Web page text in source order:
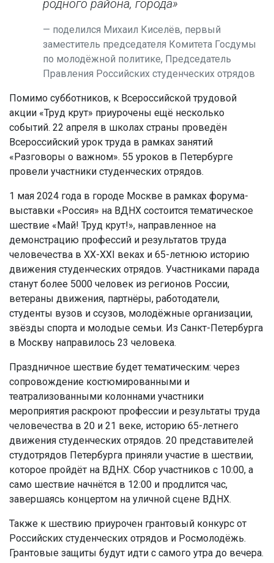
родного района, города»
поделился Михаил Киселёв, первый
заместитель председателя Комитета Госдумы
по молодёжной политике, Председатель
Правления Российских студенческих отрядов
Помимо субботников, к Всероссийской трудовой
акции «Труд крут» приурочены ещё несколько
событий. 22 апреля в школах страны проведён
Всероссийский урок труда в рамках занятий
«Разговоры о важном». 55 уроков в Петербурге
провели участники студенческих отрядов.
1 мая 2024 года в городе Москве в рамках форума-
выставки «Россия» на ВДНХ состоится тематическое
шествие «Май! Труд крут!», направленное на
демонстрацию профессий и результатов труда
человечества в XX-XXI веках и 65-летнюю историю
движения студенческих отрядов. Участниками парада
станут более 5000 человек из регионов России,
ветераны движения, партнёры, работодатели,
студенты вузов и ссузов, молодёжные организации,
звёзды спорта и молодые семьи. Из Санкт-Петербурга
в Москву направилось 23 человека.
Праздничное шествие будет тематическим: через
сопровождение костюмированными и
театрализованными колоннами участники
мероприятия раскроют профессии и результаты труда
человечества в 20 и 21 веке, историю 65-летнего
движения студенческих отрядов. 20 представителей
студотрядов Петербурга приняли участие в шествии,
которое пройдёт на ВДНХ. Сбор участников с 10:00, а
само шествие начнётся в 12:00 и продлится час,
завершаясь концертом на уличной сцене ВДНХ.
Также к шествию приурочен грантовый конкурс от
Российских студенческих отрядов и Росмолодёжь.
Грантовые защиты будут идти с самого утра до вечера.